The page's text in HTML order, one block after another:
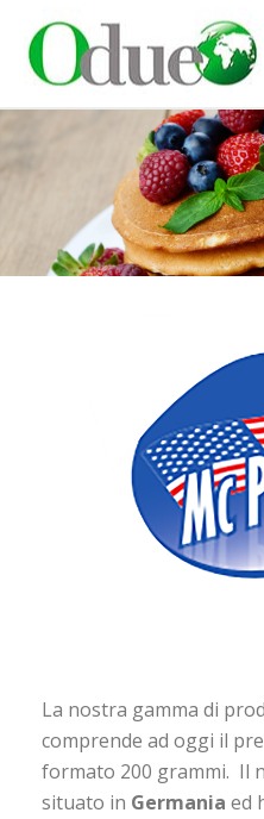
La nostra gamma di
comprende ad oggi il
formato 200 grammi. Il
situato in Germania ed